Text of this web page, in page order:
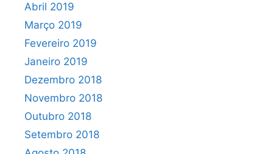
Abril 2019
Março 2019
Fevereiro 2019
Janeiro 2019
Dezembro 2018
Novembro 2018
Outubro 2018
Setembro 2018